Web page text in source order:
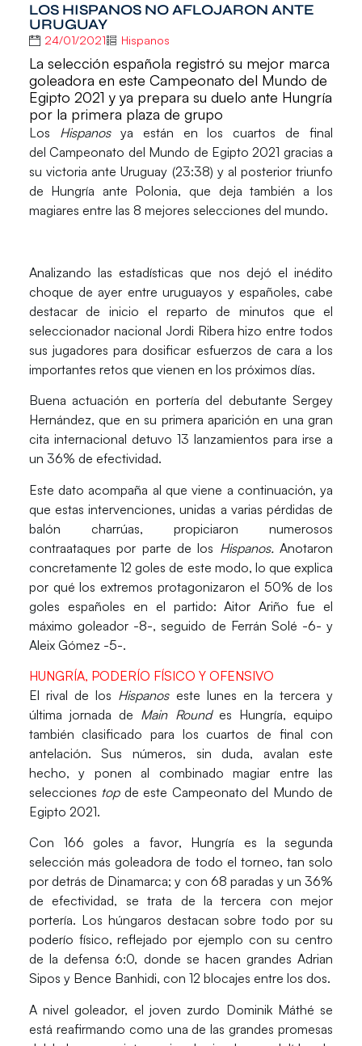
LOS HISPANOS NO AFLOJARON ANTE
URUGUAY
24/01/2021 Hispanos
La selección española registró su mejor marca
goleadora en este Campeonato del Mundo de
Egipto 2021 y ya prepara su duelo ante Hungría
por la primera plaza de grupo
Los Hispanos ya están en los cuartos de final
delCampeonato del Mundo de Egipto 2021 gracias a
su victoria anteUruguay (23:38) y al posterior triunfo
de Hungría ante Polonia, que deja también a los
magiares entre las 8 mejores selecciones del mundo.
Analizando las estadísticas que nos dejó el inédito
choque de ayer entre uruguayos y españoles, cabe
destacar de inicio el reparto de minutos que el
seleccionador nacional Jordi Ribera hizo entre todos
sus jugadores para dosificar esfuerzos de cara a los
importantes retos que vienen en los próximos días.
Buena actuación en portería del debutanteSergey
Hernández, que en su primera aparición en una gran
cita internacional detuvo 13 lanzamientos para irse a
un 36% de efectividad.
Este dato acompaña al que viene a continuación, ya
que estas intervenciones, unidas a varias pérdidas de
balón charrúas, propiciaron numerosos
contraataquespor parte de los Hispanos.Anotaron
concretamente 12 goles de este modo, lo que explica
por qué losextremosprotagonizaron el 50% de los
goles españoles en el partido: Aitor Ariño fue el
máximo goleador -8-, seguido de Ferrán Solé -6- y
Aleix Gómez -5-.
HUNGRÍA, PODERÍO FÍSICO Y OFENSIVO
El rival de los Hispanos este lunes en la tercera y
última jornada de Main Round es Hungría, equipo
también clasificado para los cuartos de final con
antelación. Sus números, sin duda, avalan este
hecho, y ponen al combinado magiar entre las
selecciones topde este Campeonato del Mundo de
Egipto 2021.
Con 166 goles a favor, Hungría es la segunda
selección más goleadora de todo el torneo, tan solo
por detrás de Dinamarca; y con 68 paradas y un 36%
de efectividad, se trata de la tercera con mejor
portería. Los húngaros destacan sobre todo por su
poderío físico, reflejado por ejemplo con su centro
de la defensa 6:0, donde se hacen grandes Adrian
Sipos y Bence Banhidi, con 12 blocajes entre los dos.
A nivel goleador, el joven zurdo Dominik Máthé se
está reafirmando como una de las grandes promesas